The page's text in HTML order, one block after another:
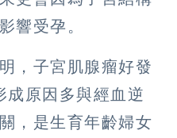
響受孕。
，子宮肌腺瘤好發
成原因多與經血逆
，是生育年齡婦女